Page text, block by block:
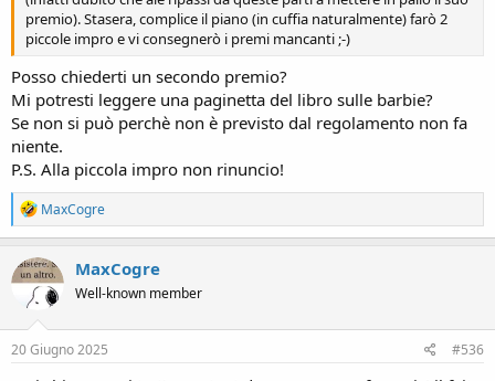
premio). Stasera, complice il piano (in cuffia naturalmente) farò 2
piccole impro e vi consegnerò i premi mancanti ;-)
Posso chiederti un secondo premio?
Mi potresti leggere una paginetta del libro sulle barbie?
Se non si può perchè non è previsto dal regolamento non fa
niente.
P.S. Alla piccola impro non rinuncio!
R
e
a
c
t
n
s
MaxCogre
MaxCogre
Well-known member
20 Giugno 2025 #536